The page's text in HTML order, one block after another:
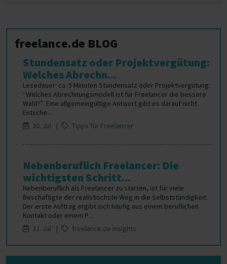
freelance.de BLOG
Stundensatz oder Projektvergütung:
Welches Abrechn...
Lesedauer: ca. 5 Minuten Stundensatz oder Projektvergütung:
“Welches Abrechnungsmodell ist für Freelancer die bessere
Wahl?”. Eine allgemeingültige Antwort gibt es darauf nicht.
Entsche...
30. Jul |
Tipps für Freelancer
Nebenberuflich Freelancer: Die
wichtigsten Schritt...
Nebenberuflich als Freelancer zu starten, ist für viele
Beschäftigte der realistischste Weg in die Selbstständigkeit.
Der erste Auftrag ergibt sich häufig aus einem beruflichen
Kontakt oder einem P...
22. Jul |
freelance.de Insights